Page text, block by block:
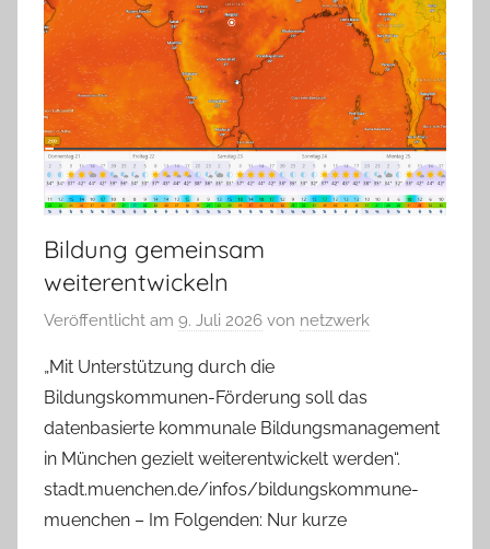
Bildung gemeinsam
weiterentwickeln
Veröffentlicht am 9. Juli 2026 von netzwerk
„Mit Unterstützung durch die
Bildungskommunen-Förderung soll das
datenbasierte kommunale Bildungsmanagement
in München gezielt weiterentwickelt werden“.
stadt.muenchen.de/infos/bildungskommune-
muenchen – Im Folgenden: Nur kurze